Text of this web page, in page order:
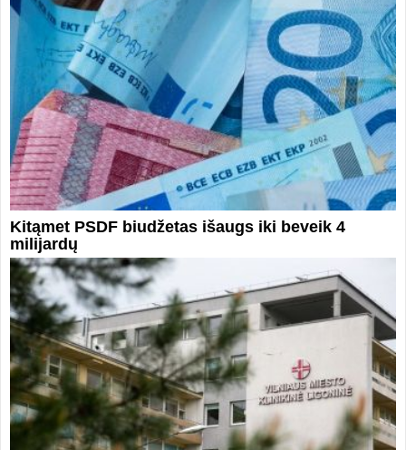
Kitąmet PSDF biudžetas išaugs iki beveik 4
milijardų